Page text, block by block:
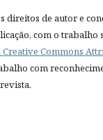
direitos de autor e
com o trabalho
Creative Commons
com